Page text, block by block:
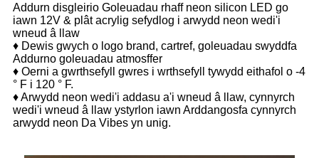
Addurn disgleirio Goleuadau rhaff neon silicon LED go
iawn 12V & plât acrylig sefydlog i arwydd neon wedi'i
wneud â llaw
♦ Dewis gwych o logo brand, cartref, goleuadau swyddfa
Addurno goleuadau atmosffer
♦ Oerni a gwrthsefyll gwres i wrthsefyll tywydd eithafol o -4
° F i 120 ° F.
♦ Arwydd neon wedi'i addasu a'i wneud â llaw, cynnyrch
wedi'i wneud â llaw ystyrlon iawn Arddangosfa cynnyrch
arwydd neon Da Vibes yn unig.